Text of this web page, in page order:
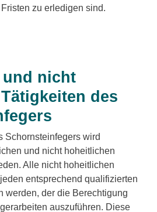
zu erledigen sind.
nicht
des
Schornsteinfegers wird
und nicht hoheitlichen
Alle nicht hoheitlichen
entsprechend qualifizierten
werden, der die Berechtigung
auszuführen. Diese